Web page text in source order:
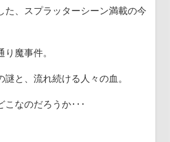
た、スプラッターシーン満載の今
魔事件。
と、流れ続ける人々の血。
こなのだろうか･･･